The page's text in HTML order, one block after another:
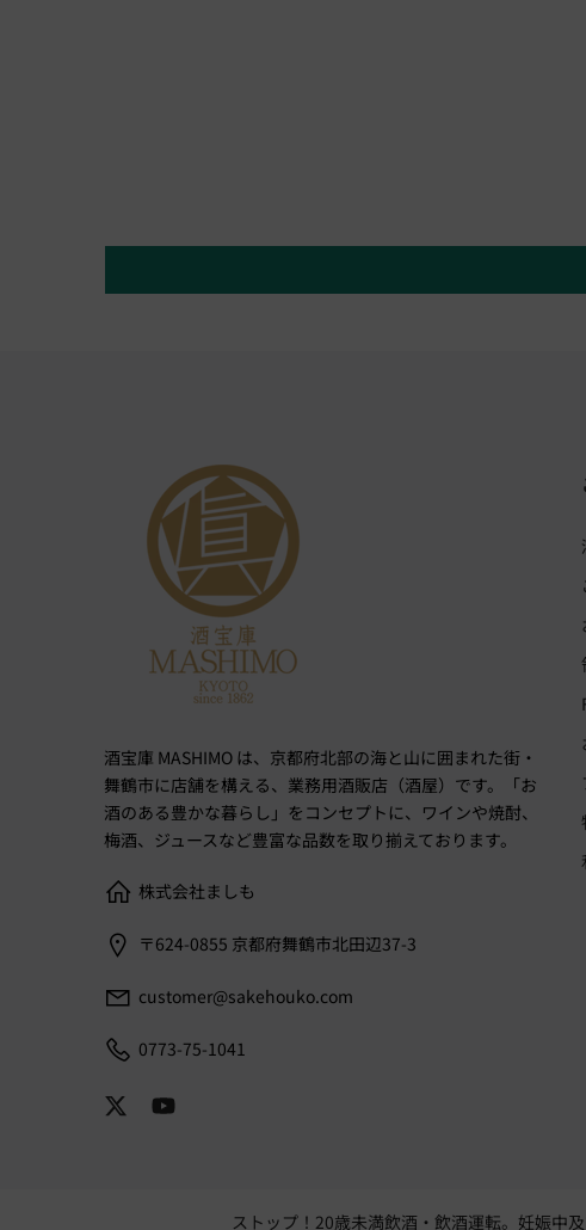
酒宝庫 MASHIMO は、京都府北部の海と山に囲まれた街・
舞鶴市に店舗を構える、業務用酒販店（酒屋）です。「お
酒のある豊かな暮らし」をコンセプトに、ワインや焼酎、
梅酒、ジュースなど豊富な品数を取り揃えております。
株式会社ましも
〒624-0855 京都府舞鶴市北田辺37-3
customer@sakehouko.com
0773-75-1041
ストップ！20歳未満飲酒・飲酒運転。妊娠中